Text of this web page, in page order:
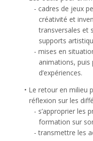
cadres de jeux
créativité et
transversales et
supports
mises en
animations,
d’expériences.
Le retour en milieu
réflexion sur les
s’approprier les
formation sur
transmettre les